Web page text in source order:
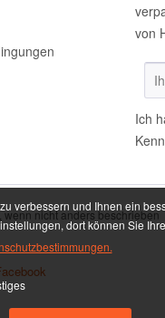
von
Ich
nicht anders beschrieben
verbessern und Ihnen ein
dort können Sie